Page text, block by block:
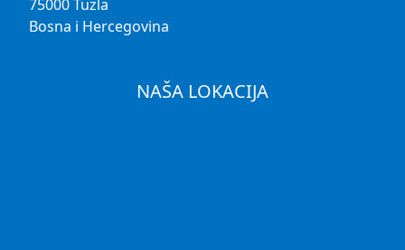
75000 Tuzla
Bosna i Hercegovina
NAŠA LOKACIJA